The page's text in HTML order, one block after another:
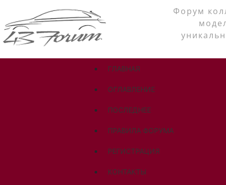
Форум
ГЛАВНАЯ
ОГЛАВЛЕНИЕ
ПОСЛЕДНЕЕ
ПРАВИЛА ФОРУМА
РЕГИСТРАЦИЯ
КОНТАКТЫ